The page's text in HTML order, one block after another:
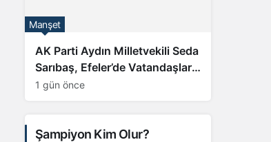
AK Parti Aydın Milletvekili Seda
Sarıbaş, Efeler’de Vatandaşlarla
Buluştu
1 gün önce
Manşet
Şampiyon Kim Olur?